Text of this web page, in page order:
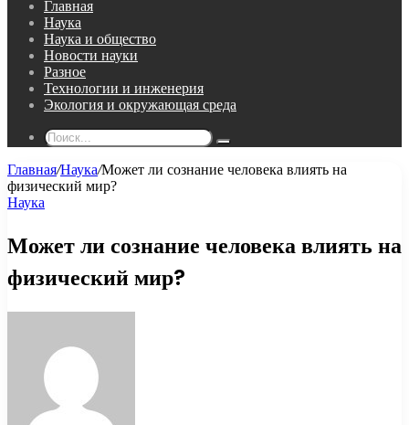
Главная
Наука
Наука и общество
Новости науки
Разное
Технологии и инженерия
Экология и окружающая среда
Поиск...
Главная/Наука/Может ли сознание человека влиять на
физический мир?
Наука
Может ли сознание человека влиять на
физический мир?